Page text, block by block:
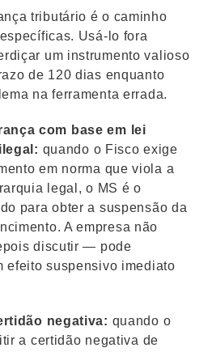
tributário é o caminho
Usá-lo fora
um instrumento valioso
de 120 dias enquanto
na ferramenta errada.
com base em lei
quando o Fisco exige
em norma que viola a
legal, o MS é o
para obter a suspensão da
A empresa não
discutir — pode
efeito suspensivo imediato
negativa: quando o
a certidão negativa de